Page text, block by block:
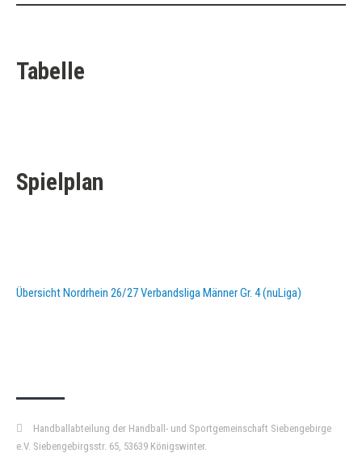
Tabelle
Spielplan
Übersicht Nordrhein 26/27 Verbandsliga Männer Gr. 4 (nuLiga)
Handballabteilung der Handball- und Sportgemeinschaft Siebengebirge
e.V. Siebengebirgsstr. 65, 53639 Königswinter.